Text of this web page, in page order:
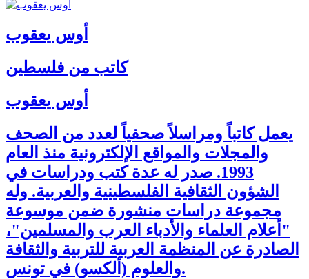
أوس يعقوب
كاتب من فلسطين
أوس يعقوب
يعمل كاتباً ومراسلاً صحفياً لعدد من الصحف
والمجلات والمواقع الإلكترونية منذ العام
1993. صدر له عدة كتب ودراسات في
الشؤون الثقافية الفلسطينية والعربية. وله
مجموعة دراسات منشورة ضمن موسوعة
"أعلام العلماء والأدباء العرب والمسلمين"،
الصادرة عن المنظمة العربية للتربية والثقافة
والعلوم (ألكسو) في تونس.